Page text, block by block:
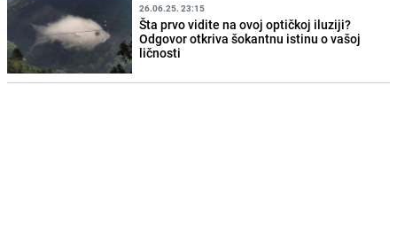
26.06.25. 23:15
Šta prvo vidite na ovoj optičkoj iluziji?
Odgovor otkriva šokantnu istinu o vašoj
ličnosti